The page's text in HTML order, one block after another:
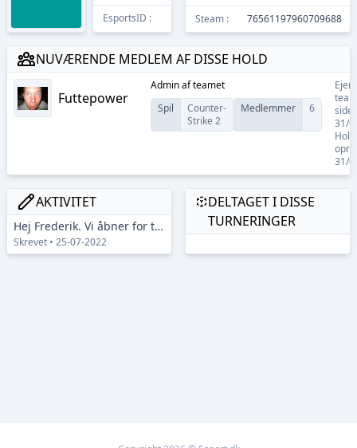
EsportsID :
Steam : 76561197960709688
NUVÆRENDE MEDLEM AF DISSE HOLD
Futtepower
Adminaf teamet
Spil
Counter-
Strike 2
Medlemmer 6
Ejer
31/
Hold
31/
AKTIVITET
Hej Frederik. Vi åbner for tilmeldinger omkring d. 5/8-2022
Skrevet • 25-07-2022
DELTAGET I DISSE
TURNERINGER